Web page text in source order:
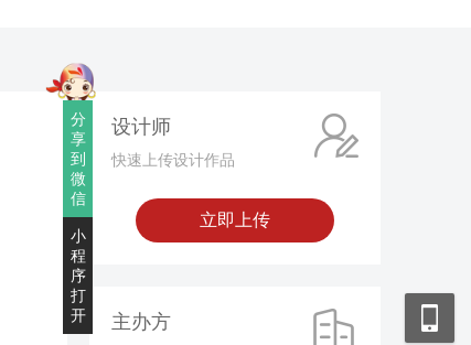
分
享
到
微
信
小
程
序
打
开
设计师
快速上传设计作品
立即上传
主办方